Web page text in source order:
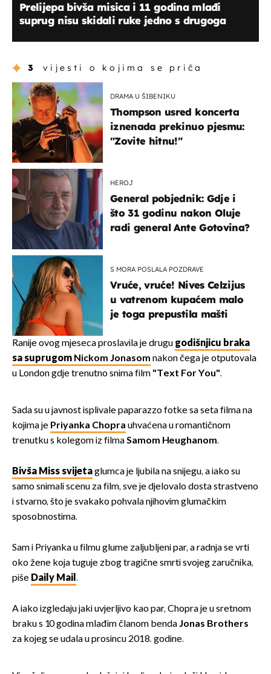
Prelijepa bivša misica i 11 godina mlađi
suprug nisu skidali ruke jedno s drugoga
3 vijesti o kojima se priča
DRAMA U ŠIBENIKU
Thompson usred koncerta
iznenada prekinuo pjesmu:
"Zovite hitnu!"
HEROJ
General pobjednik: Gdje i
što 31 godinu nakon Oluje
radi general Ante Gotovina?
S MORA POSLALA POZDRAVE
Vruće, vruće! Nives Celzijus
u vatrenom kupaćem malo
je toga prepustila mašti
Ranije ovog mjeseca proslavila je drugu godišnjicu braka
sa suprugom Nickom Jonasom nakon čega je otputovala
u London gdje trenutno snima film "Text For You".
Sada su u javnost isplivale paparazzo fotke sa seta filma na
kojima je Priyanka Chopra uhvaćena u romantičnom
trenutku s kolegom iz filmaSamom Heughanom.
Bivša Miss svijetaglumca je ljubila na snijegu, a iako su
samo snimali scenu za film, sve je djelovalo dosta strastveno
i stvarno, što je svakako pohvala njihovim glumačkim
sposobnostima.
Sam i Priyanka u filmu glume zaljubljeni par, a radnja se vrti
oko žene koja tuguje zbog tragične smrti svojeg zaručnika,
piše Daily Mail .
A iako izgledaju jaki uvjerljivo kao par, Chopra je u sretnom
braku s 10 godina mlađim članom bendaJonas Brothers
za kojeg se udala u prosincu 2018. godine.